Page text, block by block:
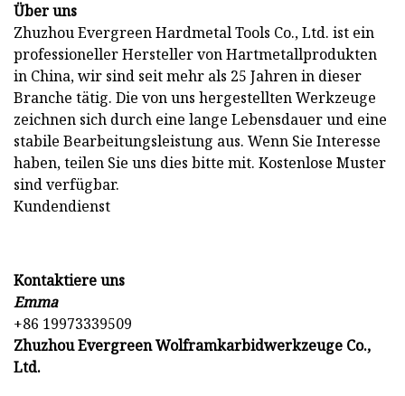
Über uns
Zhuzhou Evergreen Hardmetal Tools Co., Ltd. ist ein
professioneller Hersteller von Hartmetallprodukten
in China, wir sind seit mehr als 25 Jahren in dieser
Branche tätig. Die von uns hergestellten Werkzeuge
zeichnen sich durch eine lange Lebensdauer und eine
stabile Bearbeitungsleistung aus. Wenn Sie Interesse
haben, teilen Sie uns dies bitte mit. Kostenlose Muster
sind verfügbar.
Kundendienst
Kontaktiere uns
Emma
+86 19973339509
Zhuzhou Evergreen Wolframkarbidwerkzeuge Co.,
Ltd.